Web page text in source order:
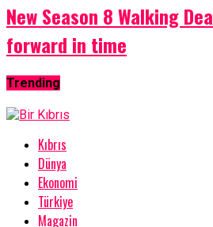
New Season 8 Walking
forward in time
Trending
Kıbrıs
Dünya
Ekonomi
Türkiye
Magazin